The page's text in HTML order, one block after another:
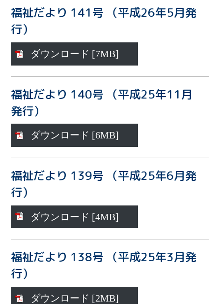
福祉だより 141号 （平成26年5月発
行）
ダウンロード [7MB]
福祉だより 140号 （平成25年11月
発行）
ダウンロード [6MB]
福祉だより 139号 （平成25年6月発
行）
ダウンロード [4MB]
福祉だより 138号 （平成25年3月発
行）
ダウンロード [2MB]